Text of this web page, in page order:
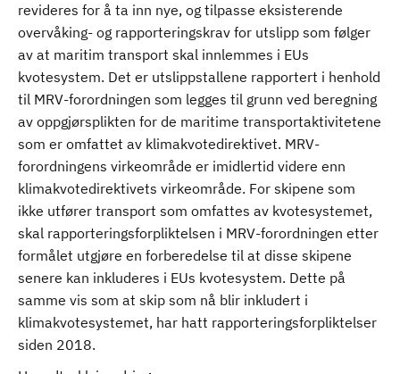
revideres for å ta inn nye, og tilpasse eksisterende
overvåking- og rapporteringskrav for utslipp som følger
av at maritim transport skal innlemmes i EUs
kvotesystem. Det er utslippstallene rapportert i henhold
til MRV-forordningen som legges til grunn ved beregning
av oppgjørsplikten for de maritime transportaktivitetene
som er omfattet av klimakvotedirektivet. MRV-
forordningens virkeområde er imidlertid videre enn
klimakvotedirektivets virkeområde. For skipene som
ikke utfører transport som omfattes av kvotesystemet,
skal rapporteringsforpliktelsen i MRV-forordningen etter
formålet utgjøre en forberedelse til at disse skipene
senere kan inkluderes i EUs kvotesystem. Dette på
samme vis som at skip som nå blir inkludert i
klimakvotesystemet, har hatt rapporteringsforpliktelser
siden 2018.